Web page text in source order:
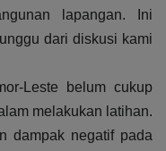
lapangan. Ini
dari diskusi kami
Leste belum cukup
melakukan latihan.
dampak negatif pada